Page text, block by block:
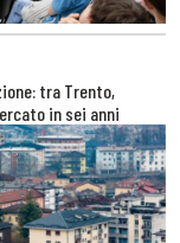
tra Trento,
in sei anni